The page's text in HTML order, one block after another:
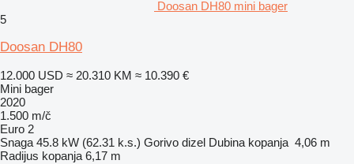
Doosan DH80 mini bager
5
Doosan DH80
12.000 USD ≈ 20.310 KM ≈ 10.390 €
Mini bager
2020
1.500 m/č
Euro 2
Snaga 45.8 kW (62.31 k.s.) Gorivo dizel Dubina kopanja 4,06 m
Radijus kopanja 6,17 m